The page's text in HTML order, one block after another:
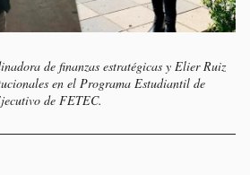
de finanzas estratégicas y Elier Ruiz
en el Programa Estudiantil de
de FETEC.